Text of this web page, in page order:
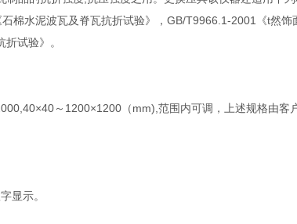
水泥波瓦及脊瓦抗折试验》，GB/T9966.1-2001《t然饰
试验》。
～1200×1200（mm),范围内可调，上述规格由客
显示。